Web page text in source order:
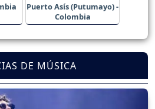
Puerto Asís (Putumayo) -
Colombia
DE MÚSICA